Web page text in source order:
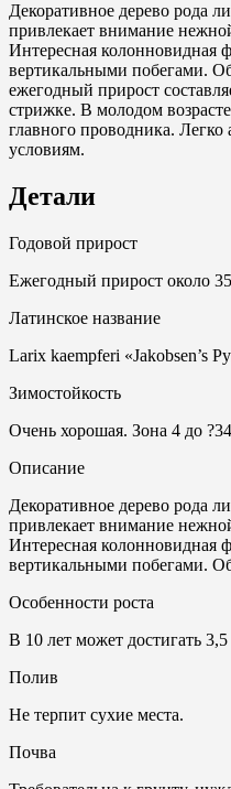
Декоративное дерево рода
привлекает внимание
Интересная колонновидная
вертикальными побегами.
ежегодный прирост
стрижке. В молодом
главного проводника. Легко
условиям.
Детали
Годовой прирост
Ежегодный прирост около
Латинское название
Larix kaempferi «Jakobsen’s
Зимостойкость
Очень хорошая. Зона 4 до
Описание
Декоративное дерево рода
привлекает внимание
Интересная колонновидная
вертикальными побегами.
Особенности роста
В 10 лет может достигать
Полив
Не терпит сухие места.
Почвa